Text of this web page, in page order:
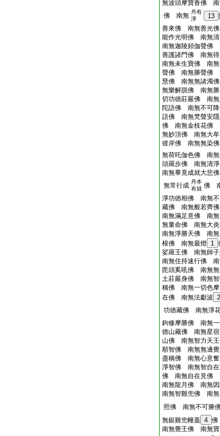
無波頭摩寶香佛
佛 南無 丹有
淨
13
善來佛 南無善光
能作光明佛 南無
南無迦陵頻伽聲佛
善護諸門佛 南無
南無未生寶佛 南
聲佛 南無勝聲佛
慧佛 南無無諸濁
無樂解脱佛 南無
切功徳莊嚴佛 南
陀語佛 南無不可
語佛 南無梵聲安
佛 南無金枝花佛
無妙頂佛 南無大
彼岸佛 南無無染
無荷吒伽色佛 南
頭羅歩佛 南無清
南無畢竟成就大悲
無常行成 丹本
有就 佛
淨功徳相佛 南無
藏佛 南無般若齊
南無滿足意佛 南
無量命佛 南無大
南無淨勝天佛 南
根佛 南無最燈 1
娑羅王佛 南無師
南無住持速行佛
毘頭奚吼佛 南無
土莊嚴身佛 南無
稱佛 南無一切色
在佛 南無法獻波 2
功徳藏佛 南無淨
鉤修摩勝佛 南無
徳山藏佛 南無星
山佛 南無智力天
順智佛 南無無邊
盡稱佛 南無心意
淨智佛 南無智自
佛 南無自在見佛
南無龍月佛 南無因
南無智雞兜佛 南
照佛 南無不可勝
無銀雞兜幢蓋 4 佛
南無覺王佛 南無